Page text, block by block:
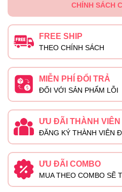
CHÍNH SÁCH
FREE SHIP
THEO CHÍNH SÁCH
MIỄN PHÍ ĐỔI TRẢ
ĐỐI VỚI SẢN PHẨM LỖI
ƯU ĐÃI THÀNH VIÊN
ĐĂNG KÝ THÀNH VIÊN
ƯU ĐÃI COMBO
MUA THEO COMBO SẼ